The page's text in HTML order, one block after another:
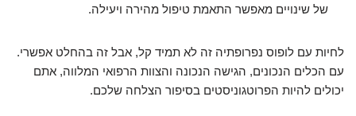
של שינויים מאפשר התאמת טיפול מהירה ויעילה.
לחיות עם לופוס נפרופתיה זה לא תמיד קל, אבל זה בהחלט אפשרי.
עם הכלים הנכונים, הגישה הנכונה והצוות הרפואי המלווה, אתם
יכולים להיות הפרוטגוניסטים בסיפור הצלחה שלכם.